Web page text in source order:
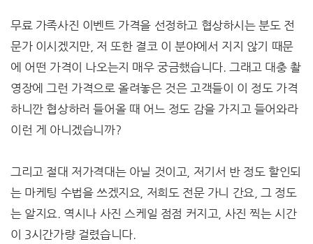
무료 가족사진 이벤트 가격을 선정하고 협상하시는 분도 전
문가 이시겠지만, 저 또한 결코 이 분야에서 지지 않기 때문
에 어떤 가격이 나오는지 매우 궁금했습니다. 그래고 대충 촬
영장에 그런 가격으로 올려놓은 것은 고객들이 이 정도 가격
하니깐 협상하러 들어올 때 어느 정도 감을 가지고 들어와라
이런 게 아니겠습니까?
그리고 절대 저가격대는 아닐 것이고, 저기서 반 정도 할인되
는 마케팅 수법을 쓰겠지요, 저희도 전문 가니 간요, 그 정도
는 알지요. 역시나 사진 스케일 점점 커지고, 사진 찍는 시간
이 3시간가량 걸렸습니다.